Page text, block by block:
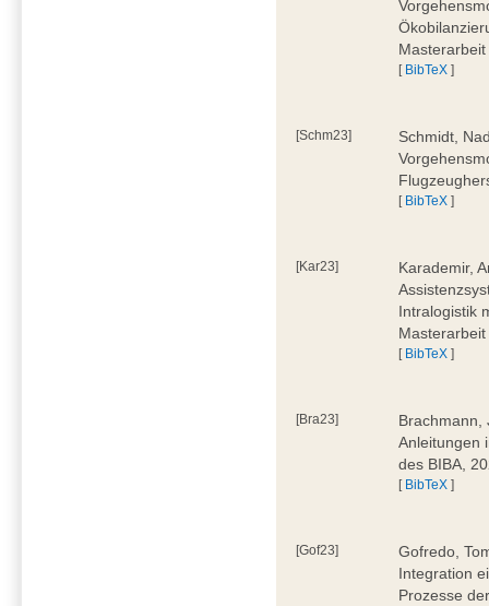
[ BibTeX ]
[Schm23]
Schmidt,
[ BibTeX ]
[Kar23]
Karademir,
Intralogistik
[ BibTeX ]
[Bra23]
Brachmann,
Anleitungen
des BIBA,
[ BibTeX ]
[Gof23]
Gofredo,
Integration
Prozesse